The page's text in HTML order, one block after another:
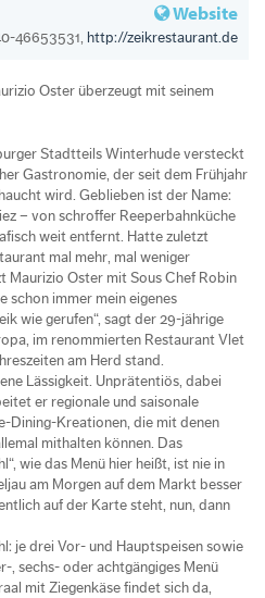
Website
46653531, http://zeikrestaurant.de
Oster überzeugt mit seinem
Stadtteils Winterhude versteckt
Gastronomie, der seit dem Frühjahr
wird. Geblieben ist der Name:
– von schroffer Reeperbahnküche
weit entfernt. Hatte zuletzt
mal mehr, mal weniger
Maurizio Oster mit Sous Chef Robin
schon immer mein eigenes
wie gerufen“, sagt der 29-jährige
im renommierten Restaurant Vlet
am Herd stand.
Lässigkeit. Unprätentiös, dabei
er regionale und saisonale
Dining-Kreationen, die mit denen
mithalten können. Das
wie das Menü hier heißt, ist nie in
am Morgen auf dem Markt besser
auf der Karte steht, nun, dann
je drei Vor- und Hauptspeisen sowie
, sechs- oder achtgängiges Menü
mit Ziegenkäse findet sich da,